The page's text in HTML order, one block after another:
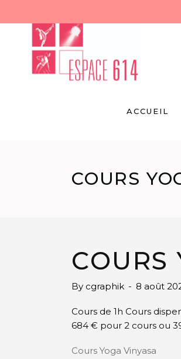
ACCUEIL
COURS
COURS
By cgraphik 8 août
Cours de 1h Cours
684 € pour 2 cours ou
Cours Yoga Vinyasa